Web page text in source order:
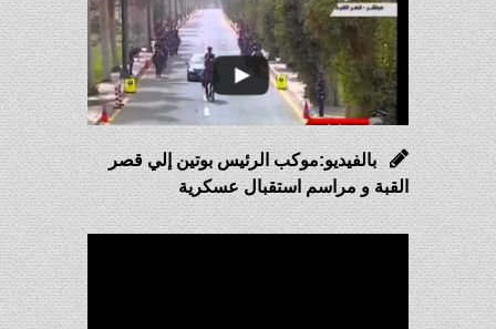
بالفيديو:موكب الرئيس بوتين إلي قصر
القبة و مراسم استقبال عسكرية